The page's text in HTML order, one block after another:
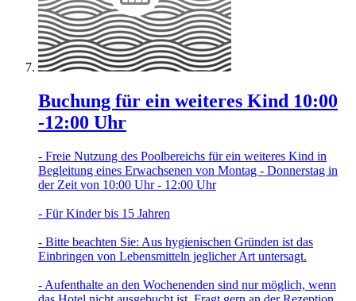
Buchung für ein weiteres Kind 10:00
-12:00 Uhr
- Freie Nutzung des Poolbereichs für ein weiteres Kind in
Begleitung eines Erwachsenen von Montag - Donnerstag in
der Zeit von 10:00 Uhr - 12:00 Uhr
- Für Kinder bis 15 Jahren
- Bitte beachten Sie: Aus hygienischen Gründen ist das
Einbringen von Lebensmitteln jeglicher Art untersagt.
- Aufenthalte an den Wochenenden sind nur möglich, wenn